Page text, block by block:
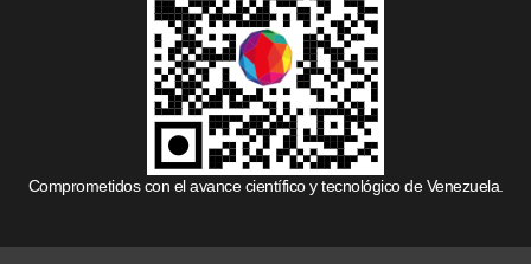
Comprometidos con el avance científico y tecnológico de Venezuela.